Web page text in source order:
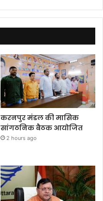
करनपुर मंडल की मासिक
सांगठनिक बैठक आयोजित
2 hours ago